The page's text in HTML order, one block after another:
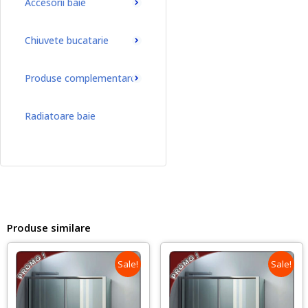
Chiuvete bucatarie
Produse complementare
Radiatoare baie
Produse similare
Sale! Sale!